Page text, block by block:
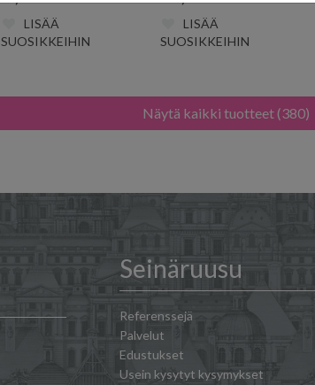
LISÄÄ
SUOSIKKEIHIN
LISÄÄ
SUOSIKKEIHIN
Näytä kaikki tuotteet (380)
Seinäruusu
Referenssejä
Palvelut
Edustukset
Usein kysytyt kysymykset